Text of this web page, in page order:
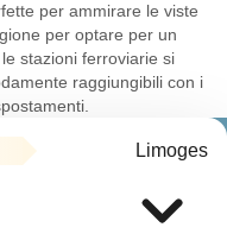
per ammirare le viste
per optare per un
stazioni ferroviarie si
raggiungibili con i
Limoges